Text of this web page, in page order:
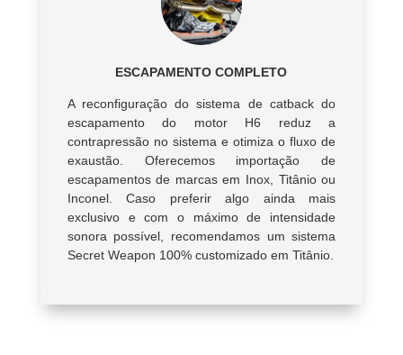
ESCAPAMENTO COMPLETO
A reconfiguração do sistema de catback do
escapamento do motor H6 reduz a
contrapressão no sistema e otimiza o fluxo de
exaustão. Oferecemos importação de
escapamentos de marcas em Inox, Titânio ou
Inconel. Caso preferir algo ainda mais
exclusivo e com o máximo de intensidade
sonora possível, recomendamos um sistema
Secret Weapon 100% customizado em Titânio.